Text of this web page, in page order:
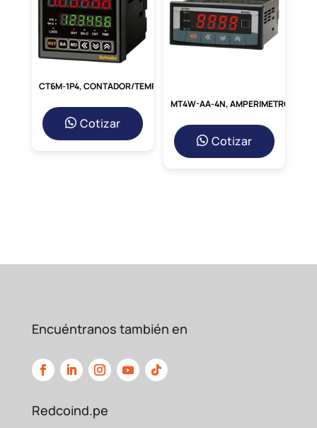
Cotizar
Cotizar
Encuéntranos también en
Redcoind.pe